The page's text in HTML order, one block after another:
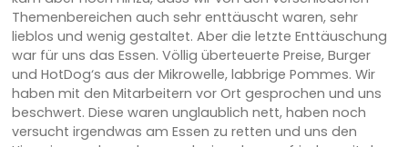
Themenbereichen auch sehr enttäuscht waren, sehr
lieblos und wenig gestaltet. Aber die letzte Enttäuschung
war für uns das Essen. Völlig überteuerte Preise, Burger
und HotDog‘s aus der Mikrowelle, labbrige Pommes. Wir
haben mit den Mitarbeitern vor Ort gesprochen und uns
beschwert. Diese waren unglaublich nett, haben noch
versucht irgendwas am Essen zu retten und uns den